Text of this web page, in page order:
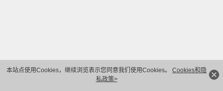
本站点使用Cookies，继续浏览表示您同意我们使用Cookies。 Cookies和隐
私政策>